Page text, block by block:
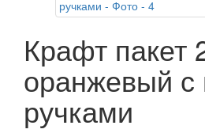
Крафт пакет
оранжевый с
ручками